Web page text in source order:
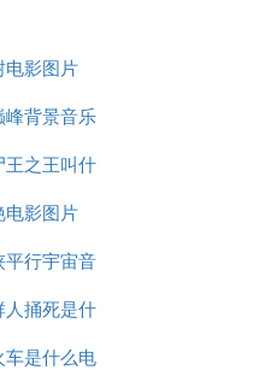
电影图片
峰背景音乐
王之王叫什
影
电影图片
平行宇宙音
人捅死是什
影是什么电